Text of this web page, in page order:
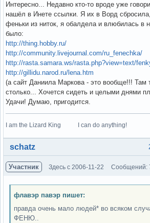
Интересно... Недавно кто-то вроде уже
нашёл в Инете ссылки. Я их в Ворд
феньки из ниток, я обалдела и влюбилась в
было:
http://thing.hobby.ru/
http://community.livejournal.com/ru_fenechka/
http://rasta.samara.ws/rasta.php?view=text/
http://gillidu.narod.ru/lena.htm
(а сайт Даниила Маркова - это вообще!!! Там
столько... Хочется сидеть и целыми днями
Удачи! Думаю, пригодится.
I am the Lizard King I can do anything!
Вне форума
schatz
Участник Здесь с 2006-11-22 Сообщений:
флавэр павэр пишет:
правда очень мало людей* во всяком
ФЕНЮ..